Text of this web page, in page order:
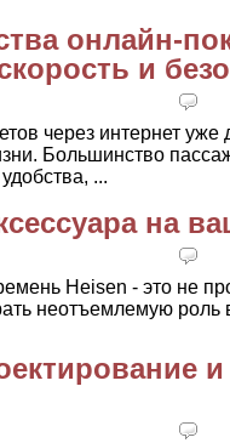
онлайн-
и
через интернет
Большинство
...
на
Heisen - это не
неотъемлемую